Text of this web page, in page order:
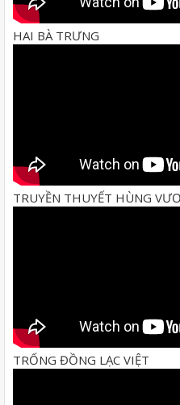
HAI BÀ TRƯNG
TRUYỀN THUYẾT HÙNG
TRỐNG ĐỒNG LẠC VIỆT